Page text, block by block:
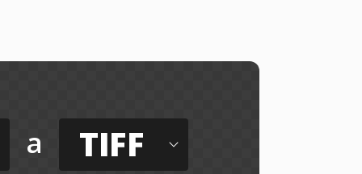
a TIFF